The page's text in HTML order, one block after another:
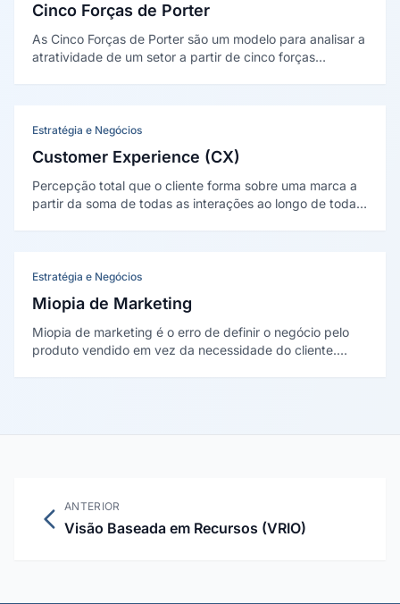
Cinco Forças de Porter
As Cinco Forças de Porter são um modelo para analisar a
atratividade de um setor a partir de cinco forças
Michael Porter em 1979.
Estratégia e Negócios
Customer Experience (CX)
Percepção total que o cliente forma sobre uma marca a
partir da soma de todas as interações ao longo de toda a
Estratégia e Negócios
Miopia de Marketing
Miopia de marketing é o erro de definir o negócio pelo
produto vendido em vez da necessidade do cliente.
ANTERIOR
Visão Baseada em Recursos (VRIO)